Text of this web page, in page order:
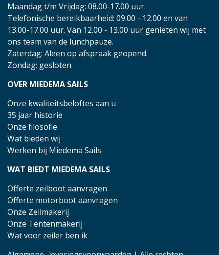
Maandag t/m Vrijdag: 08.00-17.00 uur.
Telefonische bereikbaarheid: 09.00 - 12.00 en van
13.00-17.00 uur. Van 12.00 - 13.00 uur genieten wij met
ons team van de lunchpauze.
Zaterdag: Aleen op afspraak geopend.
Zondag: gesloten
OVER MIEDEMA SAILS
Onze kwaliteitsbeloftes aan u
35 jaar historie
Onze filosofie
Wat bieden wij
Werken bij Miedema Sails
WAT BIEDT MIEDEMA SAILS
Offerte zeilboot aanvragen
Offerte motorboot aanvragen
Onze Zeilmakerij
Onze Tentenmakerij
Wat voor zeiler ben ik